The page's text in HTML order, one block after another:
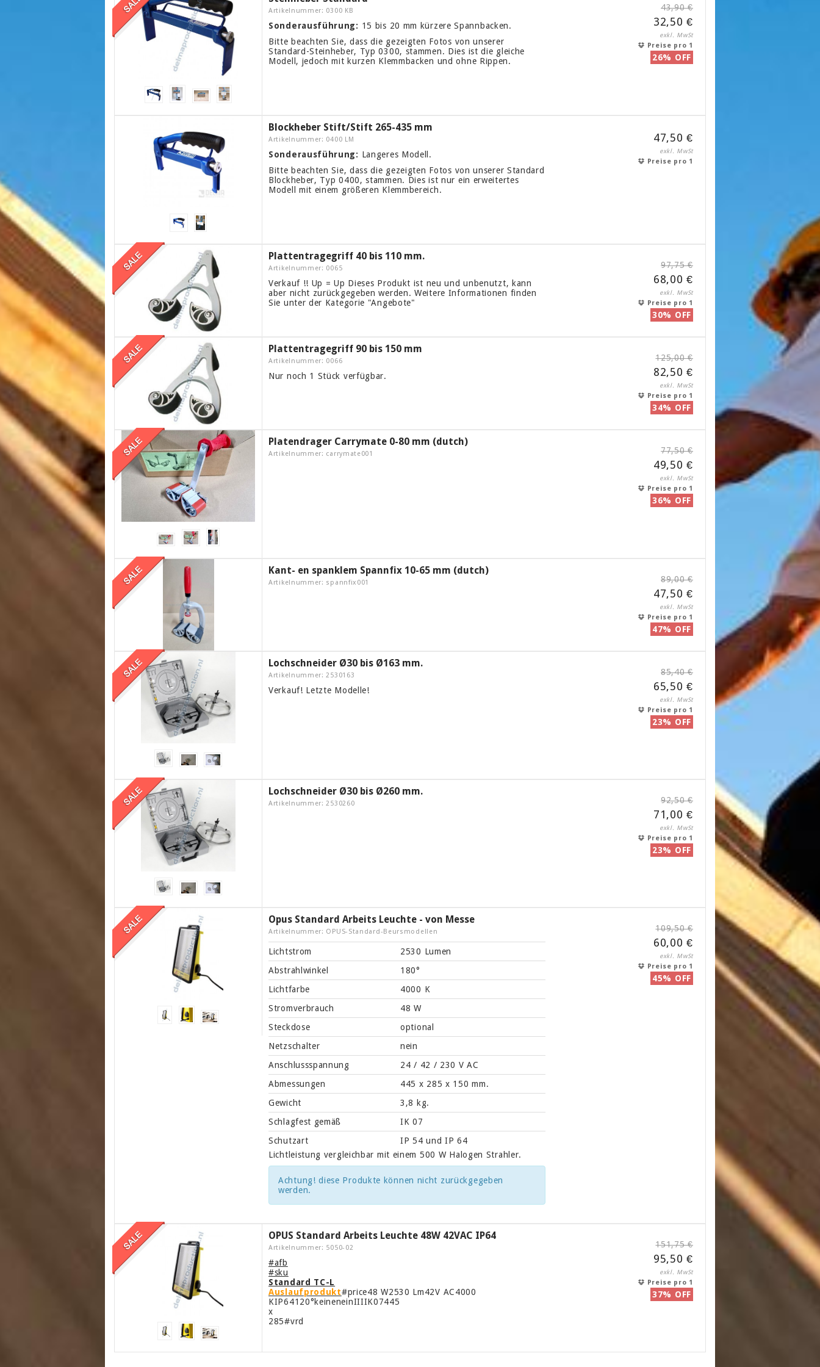
Artikelnummer: 0300 KB
Sonderausführung: 15 bis 20 mm kürzere Spannbacken.
Bitte beachten Sie, dass die gezeigten Fotos von unserer
Standard-Steinheber, Typ 0300, stammen. Dies ist die gleiche
Modell, jedoch mit kurzen Klemmbacken und ohne Rippen.
43,90 €
32,50 €
exkl. MwSt
Preise pro 1
26% OFF
Blockheber Stift/Stift 265-435 mm
Artikelnummer: 0400 LM
Sonderausführung: Langeres Modell.
Bitte beachten Sie, dass die gezeigten Fotos von unserer Standard
Blockheber, Typ 0400, stammen. Dies ist nur ein erweitertes
Modell mit einem größeren Klemmbereich.
47,50 €
exkl. MwSt
Preise pro 1
Plattentragegriff 40 bis 110 mm.
Artikelnummer: 0065
Verkauf !! Up = Up Dieses Produkt ist neu und unbenutzt, kann
aber nicht zurückgegeben werden. Weitere Informationen finden
Sie unter der Kategorie "Angebote"
97,75 €
68,00 €
exkl. MwSt
Preise pro 1
30% OFF
Plattentragegriff 90 bis 150 mm
Artikelnummer: 0066
Nur noch 1 Stück verfügbar.
125,00 €
82,50 €
exkl. MwSt
Preise pro 1
34% OFF
Platendrager Carrymate 0-80 mm (dutch)
Artikelnummer: carrymate001 77,50 €
49,50 €
exkl. MwSt
Preise pro 1
36% OFF
Kant- en spanklem Spannfix 10-65 mm (dutch)
Artikelnummer: spannfix001 89,00 €
47,50 €
exkl. MwSt
Preise pro 1
47% OFF
Lochschneider Ø30 bis Ø163 mm.
Artikelnummer: 2530163
Verkauf! Letzte Modelle!
85,40 €
65,50 €
exkl. MwSt
Preise pro 1
23% OFF
Lochschneider Ø30 bis Ø260 mm.
Artikelnummer: 2530260 92,50 €
71,00 €
exkl. MwSt
Preise pro 1
23% OFF
Opus Standard Arbeits Leuchte - von Messe
Artikelnummer: OPUS-Standard-Beursmodellen
Lichtstrom
2530 Lumen
Abstrahlwinkel
180°
Lichtfarbe
4000 K
Stromverbrauch
48 W
Steckdose
optional
Netzschalter
nein
Anschlussspannung
24 / 42 / 230 V AC
Abmessungen
445 x 285 x 150 mm.
Gewicht
3,8 kg.
Schlagfest gemäß
IK 07
Schutzart
IP 54 und IP 64
Lichtleistung vergleichbar mit einem 500 W Halogen Strahler.
Achtung! diese Produkte können nicht zurückgegeben
werden.
109,50 €
60,00 €
exkl. MwSt
Preise pro 1
45% OFF
OPUS Standard Arbeits Leuchte 48W 42VAC IP64
Artikelnummer: 5050-02
#afb
#sku
Standard TC-L
Auslaufprodukt#price48 W2530 Lm42V AC4000
KIP64120°keineneinIIIIK07445
x
285#vrd
151,75 €
95,50 €
exkl. MwSt
Preise pro 1
37% OFF